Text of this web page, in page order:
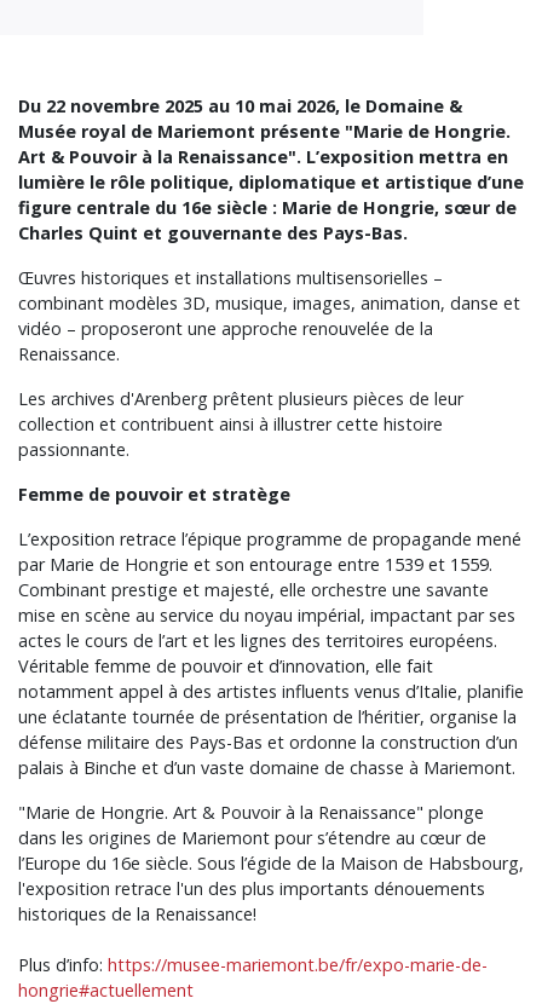
Du 22 novembre 2025 au 10 mai 2026, le Domaine &
Musée royal de Mariemont présente "Marie de Hongrie.
Art & Pouvoir à la Renaissance". L’exposition mettra en
lumière le rôle politique, diplomatique et artistique d’une
figure centrale du 16e siècle : Marie de Hongrie, sœur de
Charles Quint et gouvernante des Pays-Bas.
Œuvres historiques et installations multisensorielles –
combinant modèles 3D, musique, images, animation, danse et
vidéo – proposeront une approche renouvelée de la
Renaissance.
Les archives d'Arenberg prêtent plusieurs pièces de leur
collection et contribuent ainsi à illustrer cette histoire
passionnante.
Femme de pouvoir et stratège
L’exposition retrace l’épique programme de propagande mené
par Marie de Hongrie et son entourage entre 1539 et 1559.
Combinant prestige et majesté, elle orchestre une savante
mise en scène au service du noyau impérial, impactant par ses
actes le cours de l’art et les lignes des territoires européens.
Véritable femme de pouvoir et d’innovation, elle fait
notamment appel à des artistes influents venus d’Italie, planifie
une éclatante tournée de présentation de l’héritier, organise la
défense militaire des Pays-Bas et ordonne la construction d’un
palais à Binche et d’un vaste domaine de chasse à Mariemont.
"Marie de Hongrie. Art & Pouvoir à la Renaissance" plonge
dans les origines de Mariemont pour s’étendre au cœur de
l’Europe du 16e siècle. Sous l’égide de la Maison de Habsbourg,
l'exposition retrace l'un des plus importants dénouements
historiques de la Renaissance!
Plus d’info: https://musee-mariemont.be/fr/expo-marie-de-
hongrie#actuellement